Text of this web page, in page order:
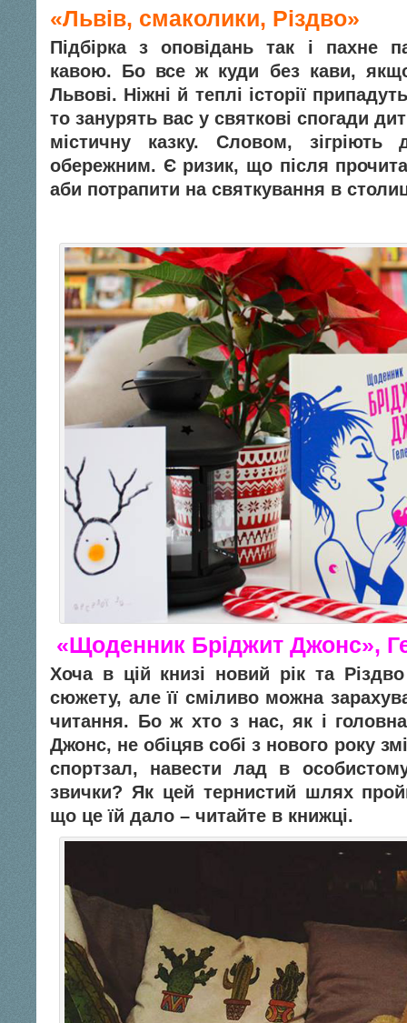
«Львів, смаколики, Різдво»
Підбірка з оповідань так і пахне
кавою. Бо все ж куди без кави,
Львові. Ніжні й теплі історії
то занурять вас у святкові спогади
містичну казку. Словом,
обережним. Є ризик, що після
аби потрапити на святкування в
«Щоденник Бріджит Джонс»,
Хоча в цій книзі новий рік та
сюжету, але її сміливо можна
читання. Бо ж хто з нас, як і
Джонс, не обіцяв собі з нового року
спортзал, навести лад в
звички? Як цей тернистий шлях
що це їй дало – читайте в книжці.